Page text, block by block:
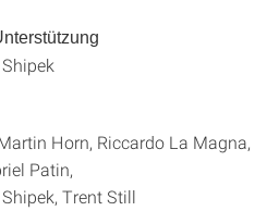
Horn, Riccardo La Magna,
Patin,
Trent Still